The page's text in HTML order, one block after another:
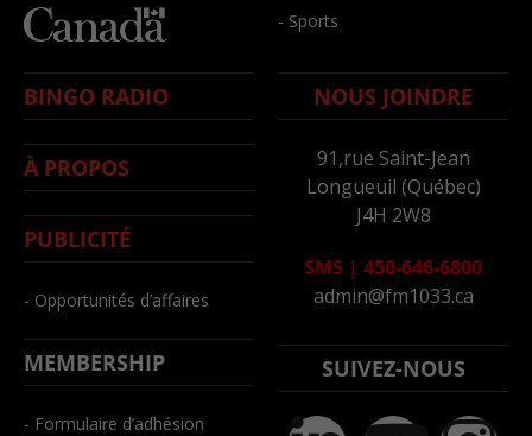
- Sports
BINGO RADIO
À PROPOS
PUBLICITÉ
- Opportunités d’affaires
MEMBERSHIP
- Formulaire d’adhésion
NOUS JOINDRE
91,rue Saint-Jean
Longueuil (Québec)
J4H 2W8
SMS | 450-646-6800
admin@fm1033.ca
SUIVEZ-NOUS